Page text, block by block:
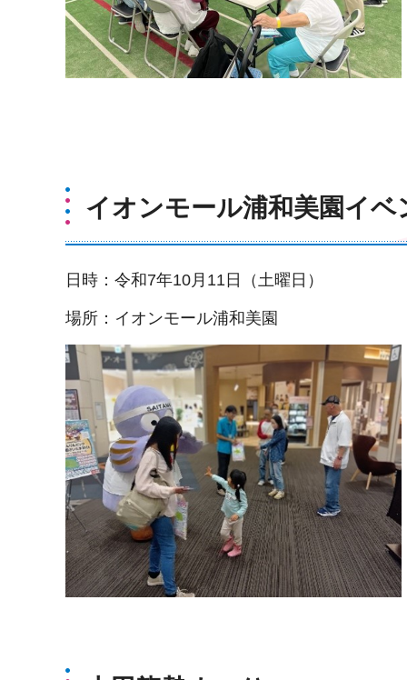
イオンモール浦和美園イベ
日時：令和7年10月11日（土曜日）
場所：イオンモール浦和美園